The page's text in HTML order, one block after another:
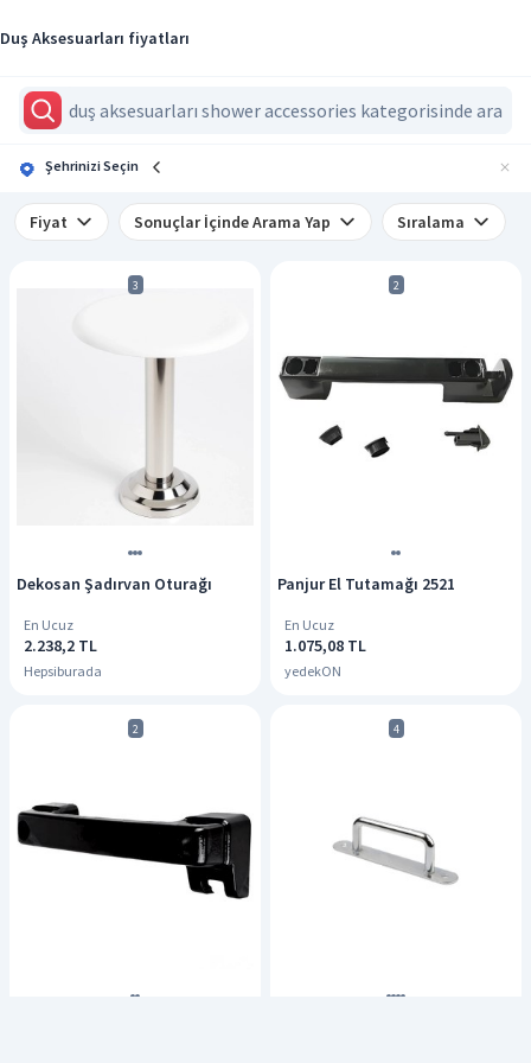
Duş Aksesuarları fiyatları
Şehrinizi Seçin
Fiyat Sonuçlar İçinde Arama Yap Sıralama
3
Dekosan Şadırvan Oturağı
En Ucuz
2.238,2 TL
Hepsiburada
2
Panjur El Tutamağı 2521
En Ucuz
1.075,08 TL
yedekON
2 4